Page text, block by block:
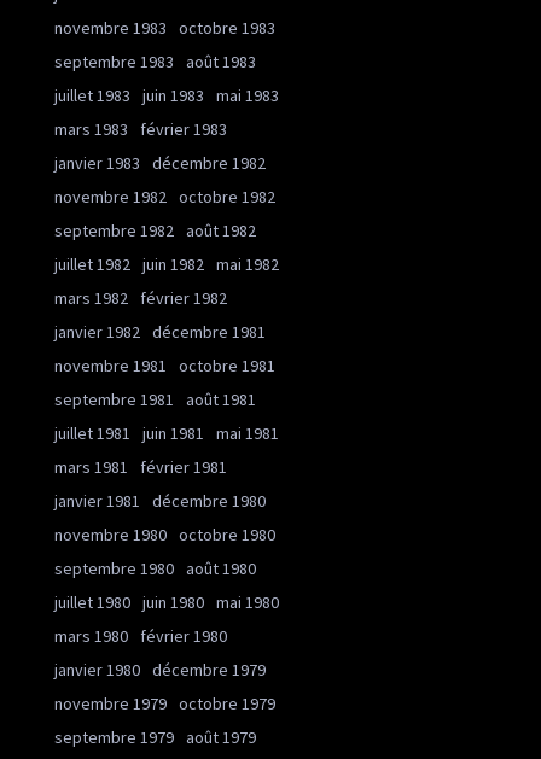
novembre 1983
octobre 1983
septembre 1983
août 1983
juillet 1983
juin 1983
mai 1983
mars 1983
février 1983
janvier 1983
décembre 1982
novembre 1982 octobre 1982
septembre 1982 août 1982
juillet 1982 juin 1982 mai 1982
mars 1982
février 1982
janvier 1982 décembre 1981
novembre 1981
octobre 1981
septembre 1981
août 1981
juillet 1981
juin 1981
mai 1981
mars 1981
février 1981
janvier 1981
décembre 1980
novembre 1980 octobre 1980
septembre 1980 août 1980
juillet 1980 juin 1980 mai 1980
mars 1980
février 1980
janvier 1980 décembre 1979
novembre 1979 octobre 1979
septembre 1979 août 1979